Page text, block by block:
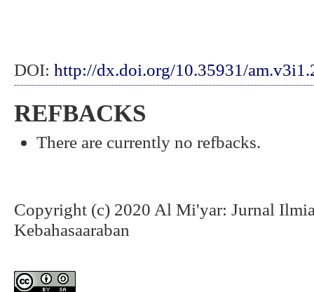
DOI: http://dx.doi.org/10.35931/
REFBACKS
There are currently no refbacks.
Copyright (c) 2020 Al Mi'yar: Jurnal
Kebahasaaraban